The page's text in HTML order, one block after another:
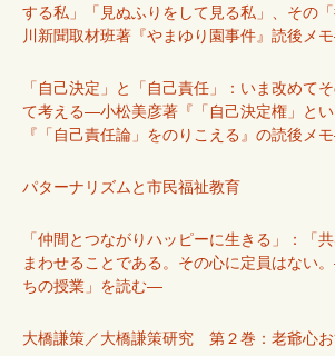
する私」「見ぬふりをして見る私」、その
川新聞取材班著『やまゆり園事件』読後メ
「自己決定」と「自己責任」：いま改めて
て考える―小松美彦著『「自己決定権」と
『「自己責任論」をのりこえる』の読後メ
パターナリズムと市民福祉教育
「仲間とつながりハッピーに生きる」：「
まわせることである。その心に定員はない
ちの授業」を読む―
大橋謙策／大橋謙策研究 第２巻：老爺心